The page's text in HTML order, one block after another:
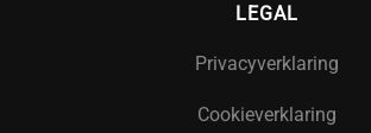
LEGAL
Privacyverklaring
Cookieverklaring